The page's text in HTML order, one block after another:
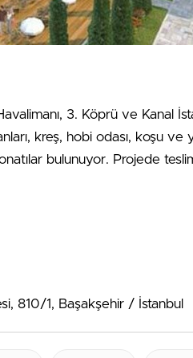
3. Köprü ve Kanal
kreş, hobi odası, koşu ve
bulunuyor. Projede
810/1, Başakşehir / İstanbul